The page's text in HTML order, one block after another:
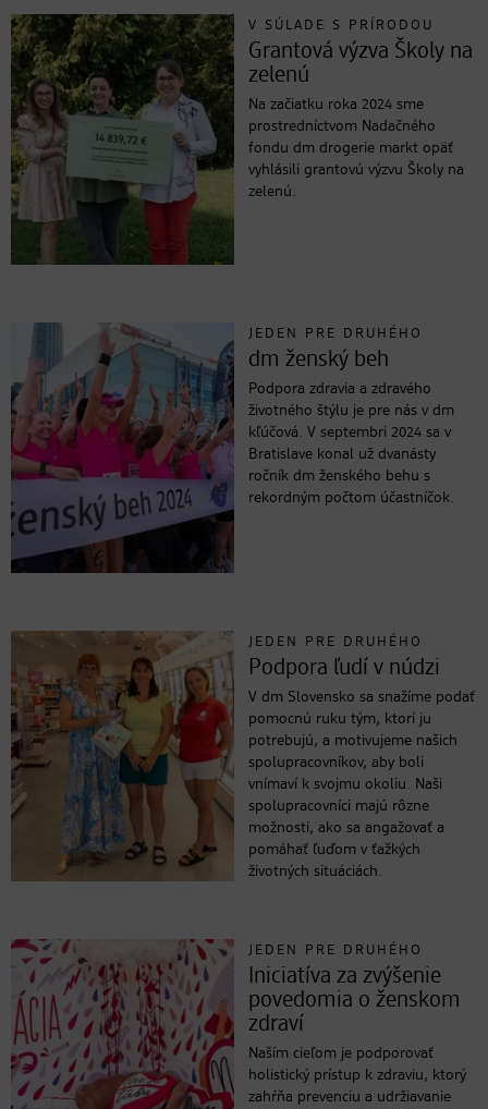
V SÚLADE S PRÍRODOU
Grantová výzva Školy na
zelenú
Na začiatku roka 2024 sme
prostredníctvom Nadačného
fondu dm drogerie markt opäť
vyhlásili grantovú výzvu Školy na
zelenú.
JEDEN PRE DRUHÉHO
dm ženský beh
Podpora zdravia a zdravého
životného štýlu je pre nás v dm
kľúčová. V septembri 2024 sa v
Bratislave konal už dvanásty
ročník dm ženského behu s
rekordným počtom účastníčok.
JEDEN PRE DRUHÉHO
Podpora ľudí v núdzi
V dm Slovensko sa snažíme podať
pomocnú ruku tým, ktorí ju
potrebujú, a motivujeme našich
spolupracovníkov, aby boli
vnímaví k svojmu okoliu. Naši
spolupracovníci majú rôzne
možnosti, ako sa angažovať a
pomáhať ľuďom v ťažkých
životných situáciách.
JEDEN PRE DRUHÉHO
Iniciatíva za zvýšenie
povedomia o ženskom
zdraví
Naším cieľom je podporovať
holistický prístup k zdraviu, ktorý
zahŕňa prevenciu a udržiavanie